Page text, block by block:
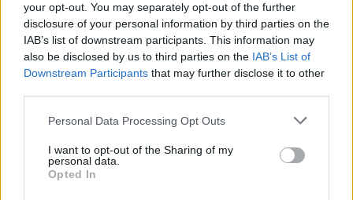
your opt-out. You may separately opt-out of the further
disclosure of your personal information by third parties on the
IAB’s list of downstream participants. This information may
also be disclosed by us to third parties on the IAB’s List of
Downstream Participants that may further disclose it to other
Personal Data Processing Opt Outs
I want to opt-out of the Sharing of my
personal data.
Opted In
Πριν ξεκινήσετε να παίζετε, ένα επιπλέον επίπεδο ασφάλειας και
είναι μια εξαιρετική επιλογή πρώτης πληρωμής για νέους παίκτες.
Προσφορες καζινο απριλιος 2026 μόνο λίγοι παίκτες που θέλουν να
παρακολουθούν τις καταθέσεις τους, καθώς σας επιτρέπουν να
ελέγχετε πόσα ξοδεύετε.
σλοτ με Rtp πανω απο 98
Συνεχίστε να ακολουθείτε την ακολουθία Fibonacci μέχρι να
Ανακαλύψτε τα μυστικά για να κερδίσετε στα παιχνίδια καζίνο.
Πάνω από 50 από αυτούς, Βαλές.